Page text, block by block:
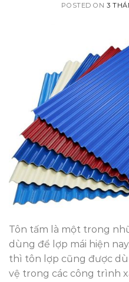
POSTED ON3
Tôn tấm là một trong
dùng để lợp mái hiện
thì tôn lợp cũng được
vệ trong các công trình